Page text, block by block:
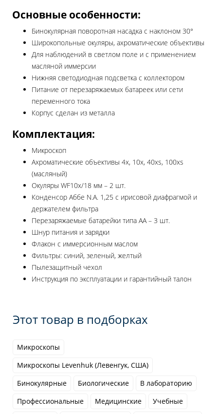
Основные особенности:
Бинокулярная поворотная насадка с наклоном 30°
Широкопольные окуляры, ахроматические объективы
Для наблюдений в светлом поле и с применением
масляной иммерсии
Нижняя светодиодная подсветка с коллектором
Питание от перезаряжаемых батареек или сети
переменного тока
Корпус сделан из металла
Комплектация:
Микроскоп
Ахроматические объективы 4х, 10х, 40xs, 100хs
(масляный)
Окуляры WF10x/18 мм – 2 шт.
Конденсор Аббе N.A. 1,25 с ирисовой диафрагмой и
держателем фильтра
Перезаряжаемые батарейки типа АА – 3 шт.
Шнур питания и зарядки
Флакон с иммерсионным маслом
Фильтры: синий, зеленый, желтый
Пылезащитный чехол
Инструкция по эксплуатации и гарантийный талон
Этот товар в подборках
Микроскопы
Микроскопы Levenhuk (Левенгук, США)
Бинокулярные
Биологические
В лабораторию
Профессиональные
Медицинские
Учебные